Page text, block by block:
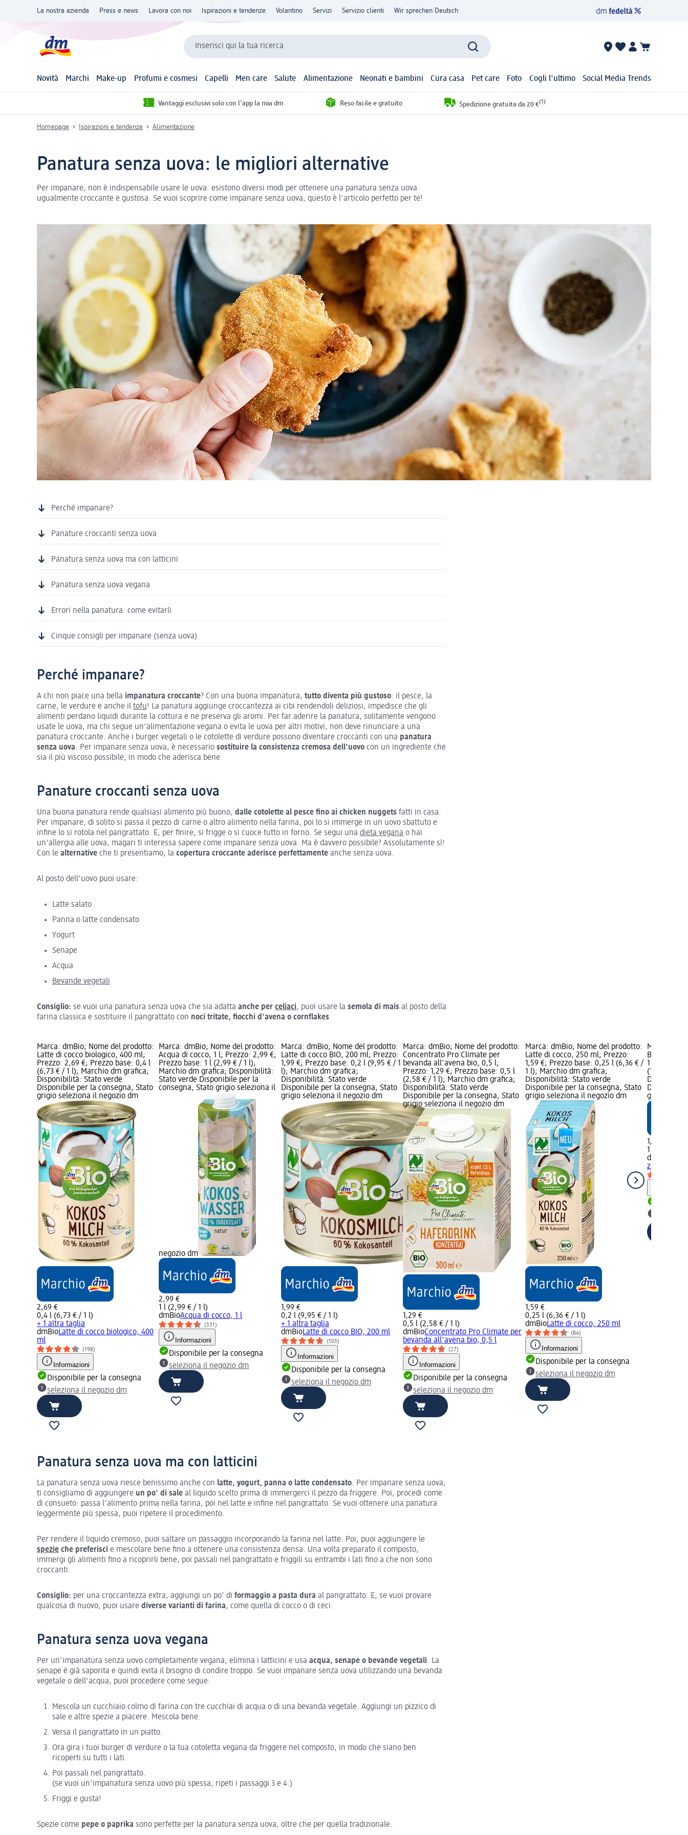
La nostra azienda Press e news Lavora con noi Ispirazioni e tendenze Volantino Servizi Servizio clienti Wir sprechen Deutsch
Inserisci qui la tua ricerca
Novità Marchi Make-up Profumi e cosmesi Capelli Men care Salute Alimentazione Neonati e bambini Cura casa Pet care Foto Cogli l'ultimo Social Media Trends
Vantaggi esclusivi solo con l'app la mia dm Reso facile e gratuito Spedizione gratuita da 20 €(1)
Homepage Ispirazioni e tendenze Alimentazione
Panatura senza uova: le migliori alternative
Per impanare, non è indispensabile usare le uova: esistono diversi modi per ottenere una panatura senza uova
ugualmente croccante e gustosa. Se vuoi scoprire come impanare senza uova, questo è l'articolo perfetto per te!
Perché impanare?
Panature croccanti senza uova
Panatura senza uova ma con latticini
Panatura senza uova vegana
Errori nella panatura: come evitarli
Cinque consigli per impanare (senza uova)
Perché impanare?
A chi non piace una bella impanatura croccante? Con una buona impanatura, tutto diventa più gustoso: il pesce, la
carne, le verdure e anche il tofu! La panatura aggiunge croccantezza ai cibi rendendoli deliziosi, impedisce che gli
alimenti perdano liquidi durante la cottura e ne preserva gli aromi. Per far aderire la panatura, solitamente vengono
usate le uova, ma chi segue un'alimentazione vegana o evita le uova per altri motivi, non deve rinunciare a una
panatura croccante. Anche i burger vegetali o le cotolette di verdure possono diventare croccanti con una panatura
senza uova. Per impanare senza uova, è necessario sostituire la consistenza cremosa dell'uovo con un ingrediente che
sia il più viscoso possibile, in modo che aderisca bene.
Panature croccanti senza uova
Una buona panatura rende qualsiasi alimento più buono, dalle cotolette al pesce fino ai chicken nuggets fatti in casa.
Per impanare, di solito si passa il pezzo di carne o altro alimento nella farina, poi lo si immerge in un uovo sbattuto e
infine lo si rotola nel pangrattato. E, per finire, si frigge o si cuoce tutto in forno. Se segui una dieta vegana o hai
un'allergia alle uova, magari ti interessa sapere come impanare senza uova. Ma è davvero possibile? Assolutamente sì!
Con le alternative che ti presentiamo, la copertura croccante aderisce perfettamente anche senza uova.
Al posto dell'uovo puoi usare:
Latte salato
Panna o latte condensato
Yogurt
Senape
Acqua
Bevande vegetali
Consiglio: se vuoi una panatura senza uova che sia adatta anche per celiaci, puoi usare la semola di mais al posto della
farina classica e sostituire il pangrattato con noci tritate, fiocchi d'avena o cornflakes.
Marca: dmBio; Nome del prodotto:
Latte di cocco biologico, 400 ml;
Prezzo: 2,69 €; Prezzo base: 0,4 l
(6,73 € / 1 l); Marchio dm grafica;
Disponibilità: Stato verde
Disponibile per la consegna, Stato
grigio seleziona il negozio dm
2,69 €
0,4 l (6,73 € / 1 l)
+ 1 altra taglia
dmBioLatte di cocco biologico, 400
ml
(198)
Informazioni
Disponibile per la consegna
seleziona il negozio dm
Marca: dmBio; Nome del prodotto:
Acqua di cocco, 1 l; Prezzo: 2,99 €;
Prezzo base: 1 l (2,99 € / 1 l);
Marchio dm grafica; Disponibilità:
Stato verde Disponibile per la
consegna, Stato grigio seleziona il
negozio dm
2,99 €
1 l (2,99 € / 1 l)
dmBioAcqua di cocco, 1 l
(331)
Informazioni
Disponibile per la consegna
seleziona il negozio dm
Marca: dmBio; Nome del prodotto:
Latte di cocco BIO, 200 ml; Prezzo:
1,99 €; Prezzo base: 0,2 l (9,95 € / 1
l); Marchio dm grafica;
Disponibilità: Stato verde
Disponibile per la consegna, Stato
grigio seleziona il negozio dm
1,99 €
0,2 l (9,95 € / 1 l)
+ 1 altra taglia
dmBioLatte di cocco BIO, 200 ml
(103)
Informazioni
Disponibile per la consegna
seleziona il negozio dm
Marca: dmBio; Nome del prodotto:
Concentrato Pro Climate per
bevanda all'avena bio, 0,5 l;
Prezzo: 1,29 €; Prezzo base: 0,5 l
(2,58 € / 1 l); Marchio dm grafica;
Disponibilità: Stato verde
Disponibile per la consegna, Stato
grigio seleziona il negozio dm
1,29 €
0,5 l (2,58 € / 1 l)
dmBioConcentrato Pro Climate per
bevanda all'avena bio, 0,5 l
(27)
Informazioni
Disponibile per la consegna
seleziona il negozio dm
Marca: dmBio; Nome del prodotto:
Latte di cocco, 250 ml; Prezzo:
1,59 €; Prezzo base: 0,25 l (6,36 € /
1 l); Marchio dm grafica;
Disponibilità: Stato verde
Disponibile per la consegna, Stato
grigio seleziona il negozio dm
1,59 €
0,25 l (6,36 € / 1 l)
dmBioLatte di cocco, 250 ml
(84)
Informazioni
Disponibile per la consegna
seleziona il negozio dm
Marca:
Bevanda
1 l; Prezzo:
(1,49 € / 1
Disponibile
grigio
1,49 €
1 l (1,49 € /
dmBio
zucchero, 1
Panatura senza uova ma con latticini
La panatura senza uova riesce benissimo anche con latte, yogurt, panna o latte condensato. Per impanare senza uova,
ti consigliamo di aggiungere un po' di sale al liquido scelto prima di immergerci il pezzo da friggere. Poi, procedi come
di consueto: passa l'alimento prima nella farina, poi nel latte e infine nel pangrattato. Se vuoi ottenere una panatura
leggermente più spessa, puoi ripetere il procedimento.
Per rendere il liquido cremoso, puoi saltare un passaggio incorporando la farina nel latte. Poi, puoi aggiungere le
spezie che preferisci e mescolare bene fino a ottenere una consistenza densa. Una volta preparato il composto,
immergi gli alimenti fino a ricoprirli bene, poi passali nel pangrattato e friggili su entrambi i lati fino a che non sono
croccanti.
Consiglio: per una croccantezza extra, aggiungi un po' di formaggio a pasta dura al pangrattato. E, se vuoi provare
qualcosa di nuovo, puoi usare diverse varianti di farina, come quella di cocco o di ceci.
Panatura senza uova vegana
Per un'impanatura senza uovo completamente vegana, elimina i latticini e usa acqua, senape o bevande vegetali. La
senape è già saporita e quindi evita il bisogno di condire troppo. Se vuoi impanare senza uova utilizzando una bevanda
vegetale o dell'acqua, puoi procedere come segue:
Mescola un cucchiaio colmo di farina con tre cucchiai di acqua o di una bevanda vegetale. Aggiungi un pizzico di
sale e altre spezie a piacere. Mescola bene.
Versa il pangrattato in un piatto.
Ora gira i tuoi burger di verdure o la tua cotoletta vegana da friggere nel composto, in modo che siano ben
ricoperti su tutti i lati.
Poi passali nel pangrattato.
(se vuoi un'impanatura senza uovo più spessa, ripeti i passaggi 3 e 4.)
Friggi e gusta!
Spezie come pepe o paprika sono perfette per la panatura senza uova, oltre che per quella tradizionale.